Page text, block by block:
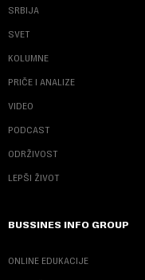
SRBIJA
SVET
KOLUMNE
PRIČE I ANALIZE
VIDEO
PODCAST
ODRŽIVOST
LEPŠI ŽIVOT
BUSSINES INFO GROUP
ONLINE EDUKACIJE